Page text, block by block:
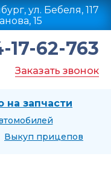
ул. Бебеля, 117
15
17-62-763
Заказать звонок
на запчасти
Выкуп прицепов